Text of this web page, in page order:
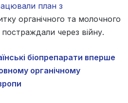
план з
органічного та молочного
постраждали через війну.
біопрепарати вперше
органічному